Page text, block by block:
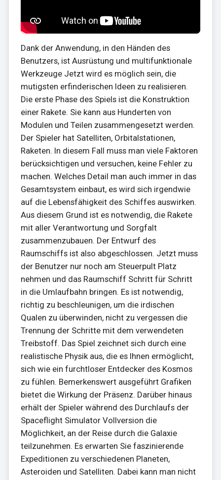
Dank der Anwendung, in den Händen des
Benutzers, ist Ausrüstung und multifunktionale
Werkzeuge Jetzt wird es möglich sein, die
mutigsten erfinderischen Ideen zu realisieren.
Die erste Phase des Spiels ist die Konstruktion
einer Rakete. Sie kann aus Hunderten von
Modulen und Teilen zusammengesetzt werden.
Der Spieler hat Satelliten, Orbitalstationen,
Raketen. In diesem Fall muss man viele Faktoren
berücksichtigen und versuchen, keine Fehler zu
machen. Welches Detail man auch immer in das
Gesamtsystem einbaut, es wird sich irgendwie
auf die Lebensfähigkeit des Schiffes auswirken.
Aus diesem Grund ist es notwendig, die Rakete
mit aller Verantwortung und Sorgfalt
zusammenzubauen. Der Entwurf des
Raumschiffs ist also abgeschlossen. Jetzt muss
der Benutzer nur noch am Steuerpult Platz
nehmen und das Raumschiff Schritt für Schritt
in die Umlaufbahn bringen. Es ist notwendig,
richtig zu beschleunigen, um die irdischen
Qualen zu überwinden, nicht zu vergessen die
Trennung der Schritte mit dem verwendeten
Treibstoff. Das Spiel zeichnet sich durch eine
realistische Physik aus, die es Ihnen ermöglicht,
sich wie ein furchtloser Entdecker des Kosmos
zu fühlen. Bemerkenswert ausgeführt Grafiken
bietet die Wirkung der Präsenz. Darüber hinaus
erhält der Spieler während des Durchlaufs der
Spaceflight Simulator Vollversion die
Möglichkeit, an der Reise durch die Galaxie
teilzunehmen. Es erwarten Sie faszinierende
Expeditionen zu verschiedenen Planeten,
Asteroiden und Satelliten. Dabei kann man nicht